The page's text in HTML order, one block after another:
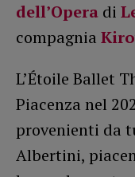
dell’Opera di
compagnia
L’Étoile Ballet
Piacenza nel
provenienti da
Albertini,